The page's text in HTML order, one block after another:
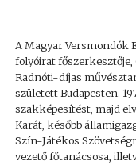
A Magyar Versmondók
folyóirat főszerkesztője,
Radnóti-díjas
született Budapesten.
szakképesítést, majd
Karát, később
Szín-Játékos
vezető főtanácsosa,